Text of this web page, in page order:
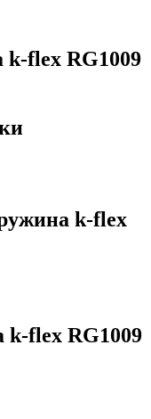
flex RG1009
k-flex
flex RG1009